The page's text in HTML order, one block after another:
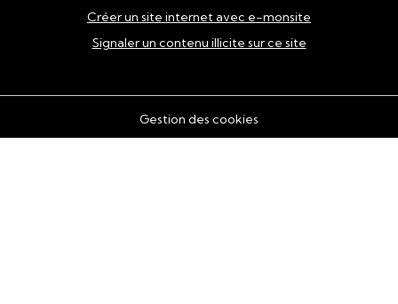
Créer un site internet avec e-monsite
Signaler un contenu illicite sur ce site
Gestion des cookies